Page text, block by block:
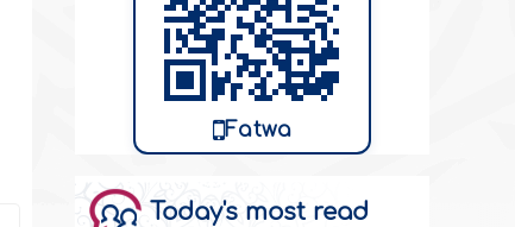
Fatwa
Today's most read